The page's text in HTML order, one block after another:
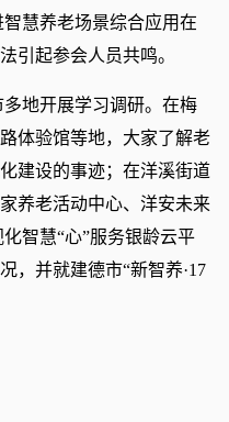
慧养老场景综合应用在
起参会人员共鸣。
地开展学习调研。在梅
体验馆等地，大家了解老
建设的事迹；在洋溪街道
养老活动中心、洋安未来
智慧“心”服务银龄云平
，并就建德市“新智养·17